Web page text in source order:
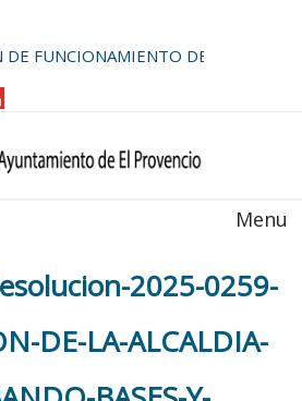
DE FUNCIONAMIENTO DE
DE EL PROVENCIO
Menu
2025-0259-
DE-LA-ALCALDIA-